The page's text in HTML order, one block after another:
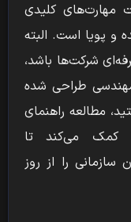
مهارت‌های کلیدی
پویا است. البته
شرکت‌ها باشد،
طراحی شده
مطالعه راهنمای
می‌کند تا
را از روز